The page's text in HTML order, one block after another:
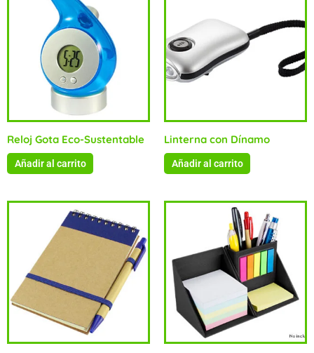
Reloj Gota Eco-Sustentable
Añadir al carrito
Linterna con Dínamo
Añadir al carrito